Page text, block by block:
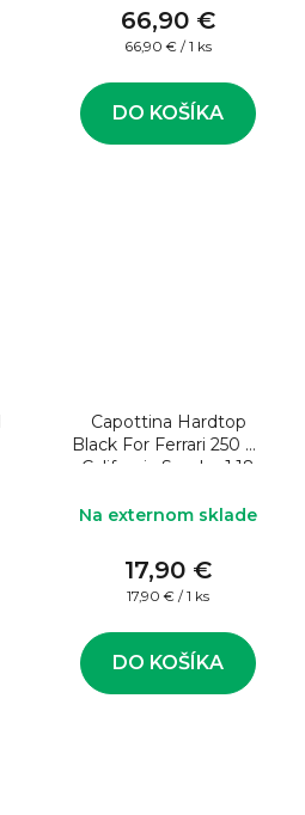
66,90 €
Jednotková
66,90 € / 1 ks
DO KOŠÍKA
Capottina Hardtop
Black For Ferrari 250 Gt
California Spyder 1:18
Na externom sklade
17,90 €
Jednotková
17,90 € / 1 ks
DO KOŠÍKA